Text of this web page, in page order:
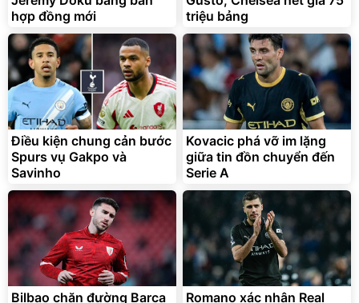
Bạt phủ xe ô tô cao cấp,
tráng nhôm 03 lớp
392.000đ
325.000đ
Đã bán nhiều
Xe đạp điện trợ lực G-
Force C14 gấp gọn bỏ cốp
tiện lợi
9.900.000đ
7.092.000đ
Đang xem nhiều
G-FORCE VIETNA
hợp đồng mới
triệu bảng
Điều kiện chung cản bước
Spurs vụ Gakpo và
Savinho
Kovacic phá vỡ im lặng
giữa tin đồn chuyển đến
Serie A
Bilbao chặn đường Barca
Romano xác nhận Real